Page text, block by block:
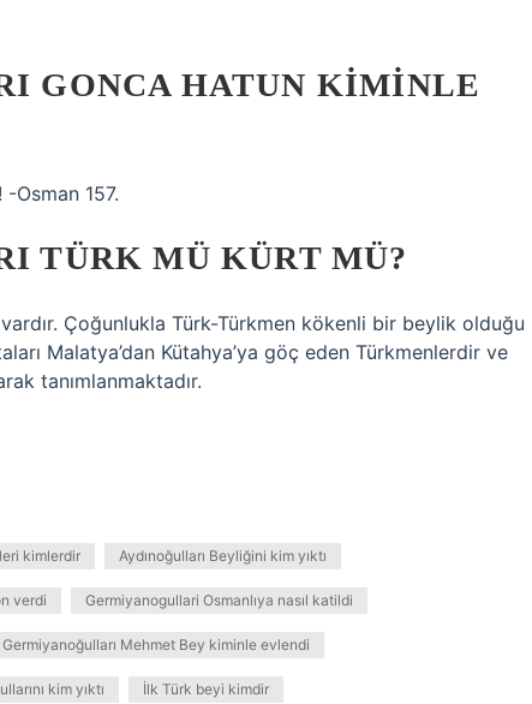
GONCA HATUN KIMINLE
Osman 157.
TÜRK MÜ KÜRT MÜ?
Çoğunlukla Türk-Türkmen kökenli bir beylik olduğu
Malatya’dan Kütahya’ya göç eden Türkmenlerdir ve
tanımlanmaktadır.
kimlerdir Aydınoğulları Beyliğini kim yıktı
verdi Germiyanogullari Osmanlıya nasıl katildi
Germiyanoğulları Mehmet Bey kiminle evlendi
kim yıktı İlk Türk beyi kimdir